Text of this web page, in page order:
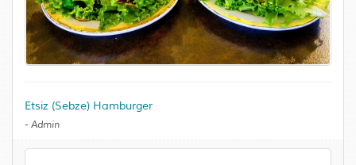
Etsiz (Sebze) Hamburger
- Admin